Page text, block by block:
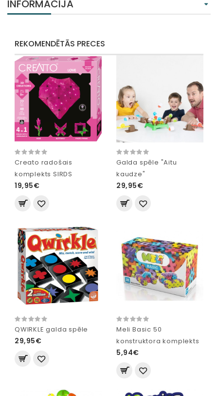
INFORMĀCIJA
REKOMENDĒTĀS PRECES
Creato radošais
komplekts SIRDS
19,95€
Galda spēle "Aitu
kaudze"
29,95€
QWIRKLE galda spēle
29,95€
Meli Basic 50
konstruktora komplekts
5,94€